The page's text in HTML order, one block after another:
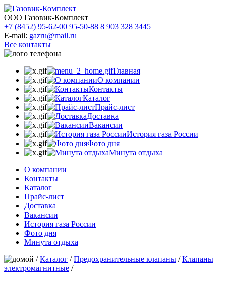
ООО Газовик-Комплект
+7 (8452) 95-62-00 95-50-88 8 903 328 3445
E-mail: gazru@mail.ru
Все контакты
Главная
О компании
Контакты
Каталог
Прайс-лист
Доставка
Вакансии
История газа России
Фото дня
Минута отдыха
О компании
Контакты
Каталог
Прайс-лист
Доставка
Вакансии
История газа России
Фото дня
Минута отдыха
/Каталог /Предохранительные клапаны /Клапаны
электромагнитные /